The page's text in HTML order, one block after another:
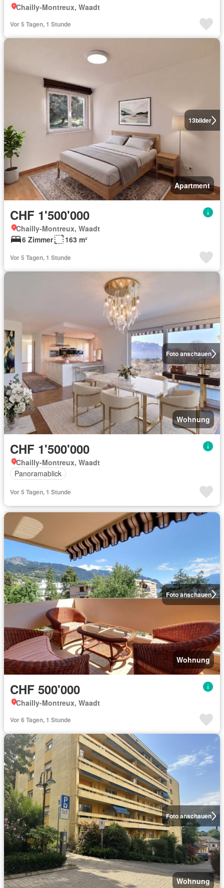
Chailly-Montreux, Waadt
Vor 5 Tagen, 1 Stunde
13bilder
Apartment
CHF 1'500'000
Chailly-Montreux, Waadt
6 Zimmer
163 m²
Vor 5 Tagen, 1 Stunde
Foto anschauen
Wohnung
CHF 1'500'000
Chailly-Montreux, Waadt
Panoramablick
Vor 5 Tagen, 1 Stunde
Foto anschauen
Wohnung
CHF 500'000
Chailly-Montreux, Waadt
Vor 6 Tagen, 1 Stunde
Foto anschauen
Wohnung